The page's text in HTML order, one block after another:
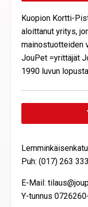
Kuopion Kortti-
aloittanut yritys,
mainostuotteiden
JouPet =yrittäjät
1990 luvun
Puh: (017) 263
E-Mail:
Y-tunnus